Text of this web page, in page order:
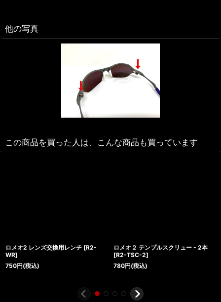
他の写真
この商品を買った人は、こんな商品も買っています
ロメオ2 レンズ交換用レンチ [R2-
WR]
750円(税込)
ロメオ２ テンプルスクリュー - 2本
[R2-TSC-2]
780円(税込)